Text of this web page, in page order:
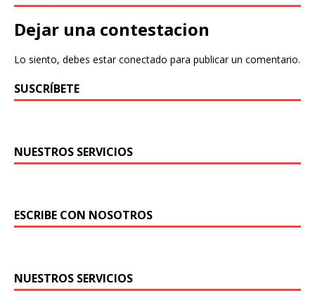
Dejar una contestacion
Lo siento, debes estarconectado para publicar un comentario.
SUSCRÍBETE
NUESTROS SERVICIOS
ESCRIBE CON NOSOTROS
NUESTROS SERVICIOS